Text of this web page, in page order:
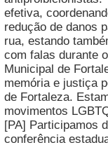
efetiva,
redução de danos
rua, estando
com falas durante
Municipal de
memória e justiça
de Fortaleza.
movimentos
[PA] Participamos
conferência